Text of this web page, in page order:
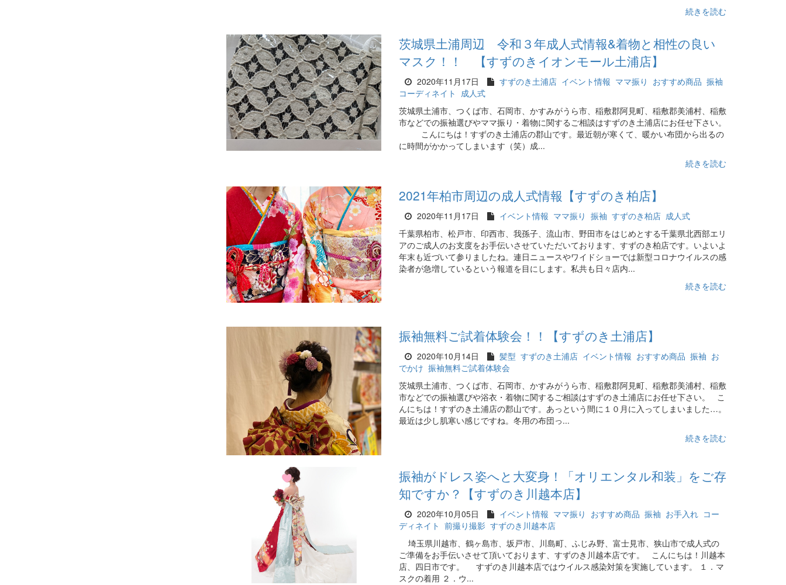
続きを読む
茨城県土浦周辺 令和３年成人式情報&着物と相性の良い
マスク！！ 【すずのきイオンモール土浦店】
2020年11月17日 すずのき土浦店 イベント情報 ママ振り おすすめ商品 振袖
コーディネイト 成人式
茨城県土浦市、つくば市、石岡市、かすみがうら市、稲敷郡阿見町、稲敷郡美浦村、稲敷
市などでの振袖選びやママ振り・着物に関するご相談はすずのき土浦店にお任せ下さい。
こんにちは！すずのき土浦店の郡山です。最近朝が寒くて、暖かい布団から出るの
に時間がかかってしまいます（笑）成...
続きを読む
2021年柏市周辺の成人式情報【すずのき柏店】
2020年11月17日 イベント情報 ママ振り 振袖 すずのき柏店 成人式
千葉県柏市、松戸市、印西市、我孫子、流山市、野田市をはじめとする千葉県北西部エリ
アのご成人のお支度をお手伝いさせていただいております、すずのき柏店です。いよいよ
年末も近づいて参りましたね。連日ニュースやワイドショーでは新型コロナウイルスの感
染者が急増しているという報道を目にします。私共も日々店内...
続きを読む
振袖無料ご試着体験会！！【すずのき土浦店】
2020年10月14日 髪型 すずのき土浦店 イベント情報 おすすめ商品 振袖 お
でかけ 振袖無料ご試着体験会
茨城県土浦市、つくば市、石岡市、かすみがうら市、稲敷郡阿見町、稲敷郡美浦村、稲敷
市などでの振袖選びや浴衣・着物に関するご相談はすずのき土浦店にお任せ下さい。 こ
んにちは！すずのき土浦店の郡山です。あっという間に１０月に入ってしまいました…。
最近は少し肌寒い感じですね。冬用の布団っ...
続きを読む
振袖がドレス姿へと大変身！「オリエンタル和装」をご存
知ですか？【すずのき川越本店】
2020年10月05日 イベント情報 ママ振り おすすめ商品 振袖 お手入れ コー
ディネイト 前撮り撮影 すずのき川越本店
埼玉県川越市、鶴ヶ島市、坂戸市、川島町、ふじみ野、富士見市、狭山市で成人式の
ご準備をお手伝いさせて頂いております、すずのき川越本店です。 こんにちは！川越本
店、四日市です。 すずのき川越本店ではウイルス感染対策を実施しています。 １．マ
スクの着用 ２．ウ...